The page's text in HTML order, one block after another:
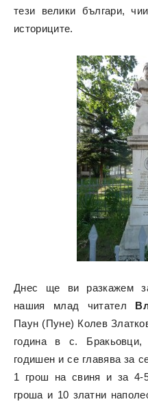
тези велики българи,
историците.
Днес ще ви разкажем
нашия млад читател
Паун (Пуне) Колев
година в с.
годишен и се главява за
1 грош на свиня и за 4-
гроша и 10 златни